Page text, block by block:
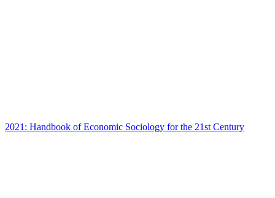
2021: Handbook of Economic Sociology for the 21st Century